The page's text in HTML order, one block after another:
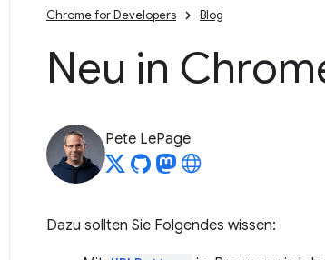
Chrome for Developers Blog
Neu in
Pete LePage
Dazu sollten Sie Folgendes wissen: